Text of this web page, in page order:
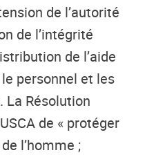
de l’autorité
de l’intégrité
de l’aide
personnel et les
La Résolution
de « protéger
l’homme ;